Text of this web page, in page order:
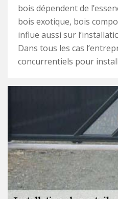
bois dépendent de
bois exotique, bois
influe aussi sur
Dans tous les cas
concurrentiels pour